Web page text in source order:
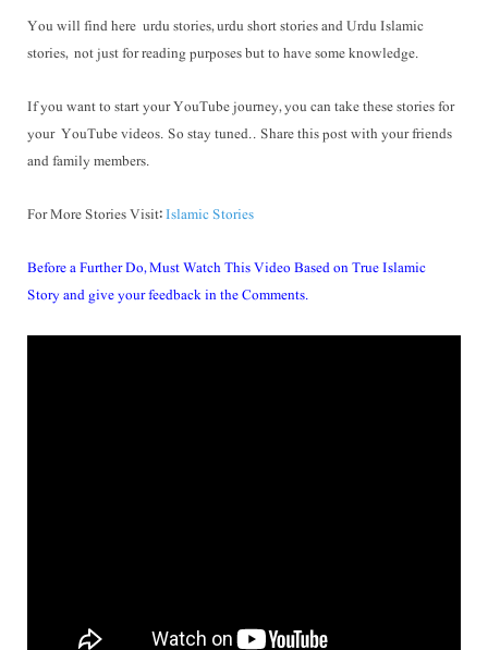
You will find here urdu stories, urdu short stories and Urdu Islamic
stories, not just for reading purposes but to have some knowledge.
If you want to start your YouTube journey, you can take these stories for
your YouTube videos. So stay tuned.. Share this post with your friends
and family members.
For More Stories Visit:Islamic Stories
Before a Further Do, Must Watch This Video Based on True Islamic
Story and give your feedback in the Comments.